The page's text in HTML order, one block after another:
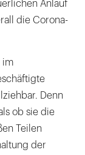
Anlauf
die Corona-
im
Denn
ob sie die
Teilen
der